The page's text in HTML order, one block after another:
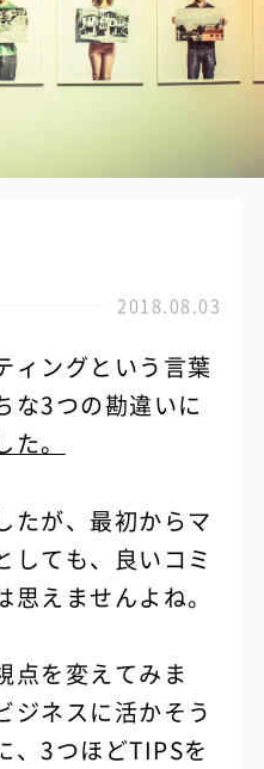
2018.08.03
ィングという言葉
な3つの勘違いに
。
たが、最初からマ
しても、良いコミ
えませんよね。
点を変えてみま
ジネスに活かそう
、3つほどTIPSを